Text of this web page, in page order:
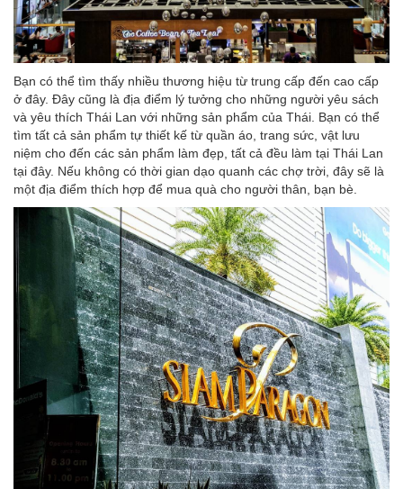
Bạn có thể tìm thấy nhiều thương hiệu từ trung cấp đến cao cấp
ở đây. Đây cũng là địa điểm lý tưởng cho những người yêu sách
và yêu thích Thái Lan với những sản phẩm của Thái. Bạn có thể
tìm tất cả sản phẩm tự thiết kế từ quần áo, trang sức, vật lưu
niệm cho đến các sản phẩm làm đẹp, tất cả đều làm tại Thái Lan
tại đây. Nếu không có thời gian dạo quanh các chợ trời, đây sẽ là
một địa điểm thích hợp để mua quà cho người thân, bạn bè.